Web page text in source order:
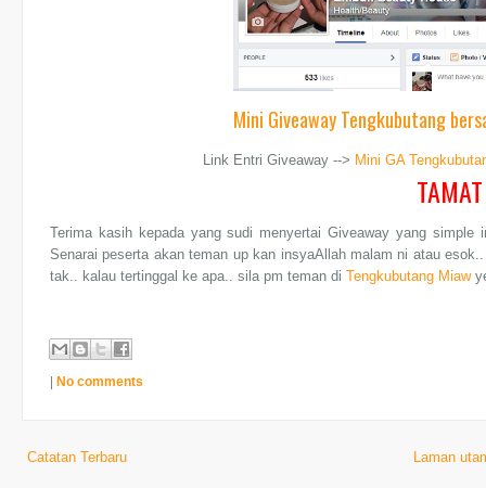
Mini Giveaway Tengkubutang
Link Entri Giveaway --> Mini GA
TAMAT
Terima kasih kepada yang sudi menyertai Giveaway yang
Senarai peserta akan teman up kan insyaAllah malam ni atau
tak.. kalau tertinggal ke apa.. sila pm teman di Tengkubutang Miaw
| No comments
Catatan Terbaru Laman